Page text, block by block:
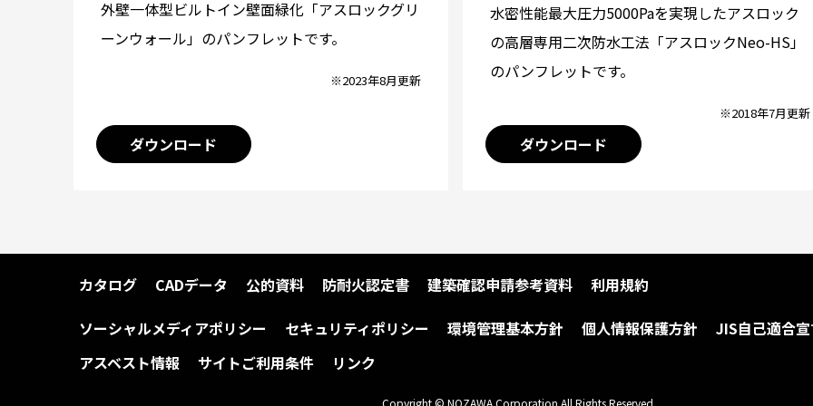
外壁一体型ビルトイン壁面緑化「アスロックグリ
ーンウォール」のパンフレットです。
※2023年8月更新
ダウンロード
水密性能最大圧力5000Paを実現したアスロック
の高層専用二次防水工法「アスロックNeo-HS」
のパンフレットです。
※2018年7月更新
ダウンロード
カタログ CADデータ 公的資料 防耐火認定書 建築確認申請参考資料
利用規約
ソーシャルメディアポリシー
セキュリティポリシー 環境管理基本方針 個人情報保護方針
JIS自己適合
アスベスト情報
サイトご利用条件 リンク
Copyright © NOZAWA Corporation All Rights Reserved.